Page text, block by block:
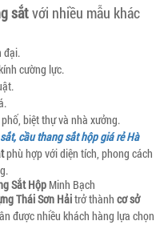
sắtvới nhiều mẫu khác
đại.
cường lực.
biệt thự và nhà xưởng.
cầu thang sắt hộp giá rẻ Hà
phù hợp với diện tích, phong cách
Sắt Hộp Minh Bạch
Thái Sơn Hảitrở thành cơ sở
được nhiều khách hàng lựa chọn